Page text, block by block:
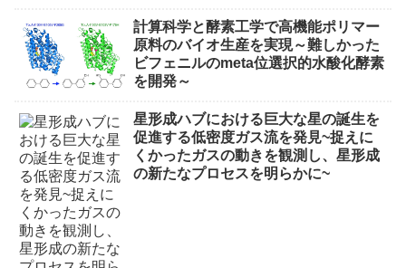
計算科学と酵素工学で高機能ポリマー
原料のバイオ生産を実現～難しかった
ビフェニルのmeta位選択的水酸化酵素
を開発～
星形成ハブにおける巨大な星の誕生を
促進する低密度ガス流を発見~捉えに
くかったガスの動きを観測し、星形成
の新たなプロセスを明らかに~